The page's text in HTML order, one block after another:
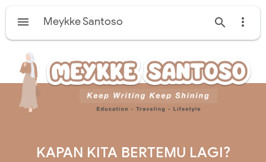
  
Meykke Santoso
KAPAN KITA BERTEMU LAGI?